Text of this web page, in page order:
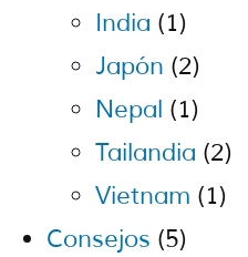
India (1)
Japón (2)
Nepal (1)
Tailandia (2)
Vietnam (1)
Consejos (5)